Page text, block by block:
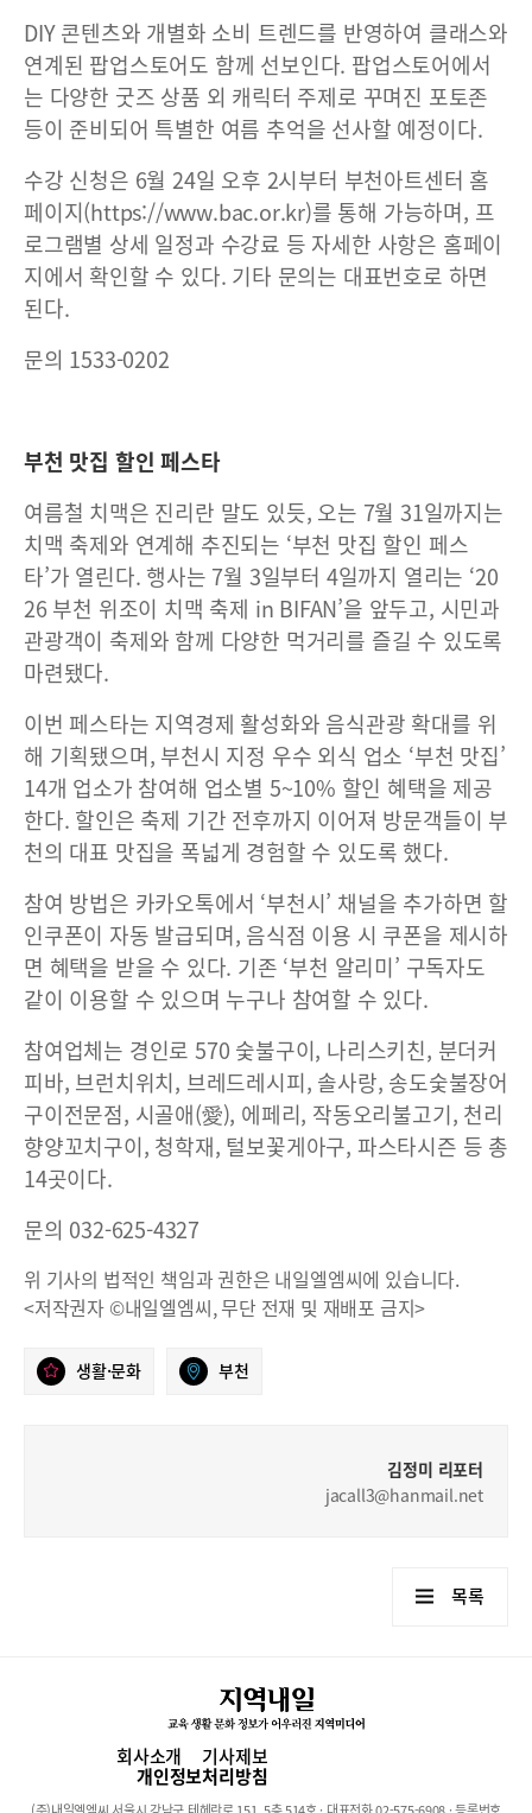
DIY 콘텐츠와 개별화 소비 트렌드를 반영하여 클래스와
연계된 팝업스토어도 함께 선보인다. 팝업스토어에서
는 다양한 굿즈 상품 외 캐릭터 주제로 꾸며진 포토존
등이 준비되어 특별한 여름 추억을 선사할 예정이다.
수강 신청은 6월 24일 오후 2시부터 부천아트센터 홈
페이지(https://www.bac.or.kr)를 통해 가능하며, 프
로그램별 상세 일정과 수강료 등 자세한 사항은 홈페이
지에서 확인할 수 있다. 기타 문의는 대표번호로 하면
된다.
문의 1533-0202
부천 맛집 할인 페스타
여름철 치맥은 진리란 말도 있듯, 오는 7월 31일까지는
치맥 축제와 연계해 추진되는 ‘부천 맛집 할인 페스
타’가 열린다. 행사는 7월 3일부터 4일까지 열리는 ‘20
26 부천 위조이 치맥 축제 in BIFAN’을 앞두고, 시민과
관광객이 축제와 함께 다양한 먹거리를 즐길 수 있도록
마련됐다.
이번 페스타는 지역경제 활성화와 음식관광 확대를 위
해 기획됐으며, 부천시 지정 우수 외식 업소 ‘부천 맛집’
14개 업소가 참여해 업소별 5~10% 할인 혜택을 제공
한다. 할인은 축제 기간 전후까지 이어져 방문객들이 부
천의 대표 맛집을 폭넓게 경험할 수 있도록 했다.
참여 방법은 카카오톡에서 ‘부천시’ 채널을 추가하면 할
인쿠폰이 자동 발급되며, 음식점 이용 시 쿠폰을 제시하
면 혜택을 받을 수 있다. 기존 ‘부천 알리미’ 구독자도
같이 이용할 수 있으며 누구나 참여할 수 있다.
참여업체는 경인로 570 숯불구이, 나리스키친, 분더커
피바, 브런치위치, 브레드레시피, 솔사랑, 송도숯불장어
구이전문점, 시골애(愛), 에페리, 작동오리불고기, 천리
향양꼬치구이, 청학재, 털보꽃게아구, 파스타시즌 등 총
14곳이다.
문의 032-625-4327
위 기사의 법적인 책임과 권한은 내일엘엠씨에 있습니다.
<저작권자 ©내일엘엠씨, 무단 전재 및 재배포 금지>
생활·문화 부천
김정미 리포터
jacall3@hanmail.net
목록
회사소개 기사제보
개인정보처리방침